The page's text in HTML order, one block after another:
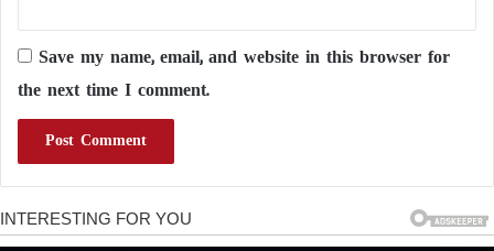
Save my name, email, and website in this browser for
the next time I comment.